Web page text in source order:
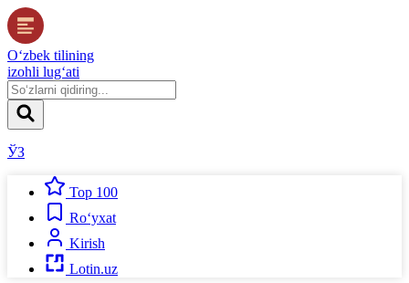
O‘zbek tilining
izohli lug‘ati
ЎЗ
Top 100
Ro‘yxat
Kirish
Lotin.uz